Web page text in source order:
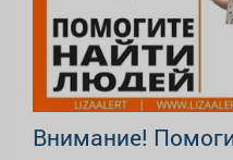
Внимание!